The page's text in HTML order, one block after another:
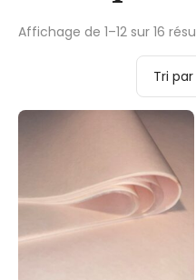
Affichage de 1–12 sur 16